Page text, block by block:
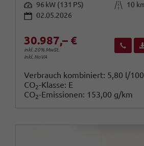
Leistung 96 kW (131 PS) Kilometerstand
10
02.05.2026
30.987,– €
inkl. 20% MwSt.
inkl. NoVA
Wir
Verbrauch kombiniert: 5,80 l/
CO2-Klasse: E
CO2-Emissionen: 153,00 g/km